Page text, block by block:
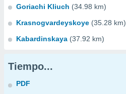
Goriachi Kliuch (34.98 km)
Krasnogvardeyskoye (35.28 km)
Kabardinskaya (37.92 km)
Tiempo...
PDF